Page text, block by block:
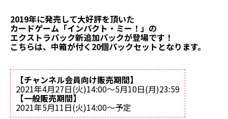
2019年に発売して大好評を頂いた
カードゲーム「インパクト・ミー！」の
エクストラパック新追加パックが登場です！
こちらは、中箱が付く20個パックセットとなります。
【チャンネル会員向け販売期間】
2021年4月27日(火)14:00～5月10日(月)23:59
【一般販売期間】
2021年5月11日(火)14:00～予定